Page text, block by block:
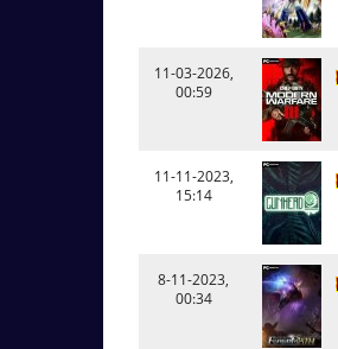
11-03-2026,
00:59
11-11-2023,
15:14
8-11-2023,
00:34